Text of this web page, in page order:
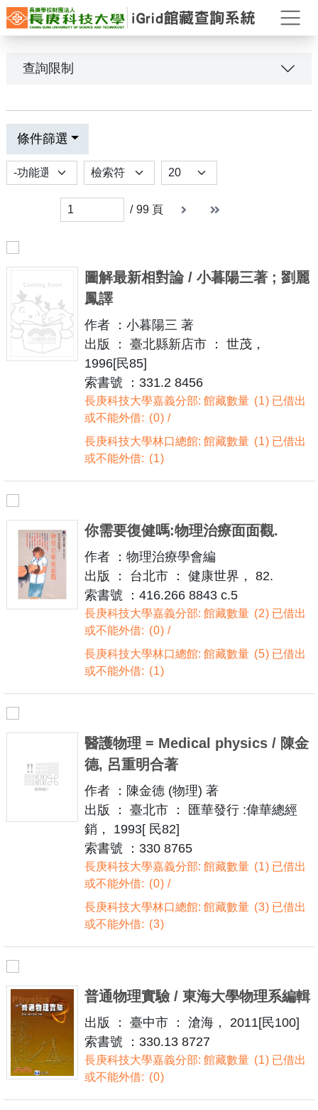
打
查詢限制
條件篩選
功能選項 排序 Results per page
/ 99 頁 下一頁 末頁
圖解最新相對論 / 小暮陽三著 ; 劉麗
鳳譯
作者 ：小暮陽三 著
出版 ： 臺北縣新店市 ： 世茂，
1996[民85]
索書號 ：331.2 8456
長庚科技大學嘉義分部: 館藏數量 1 已借出
或不能外借:
0
長庚科技大學林口總館: 館藏數量
1 已借出
或不能外借:
1
你需要復健嗎:物理治療面面觀.
作者 ：物理治療學會編
出版 ： 台北市 ： 健康世界， 82.
索書號 ：416.266 8843 c.5
長庚科技大學嘉義分部: 館藏數量 2 已借出
或不能外借:
0
長庚科技大學林口總館: 館藏數量
5 已借出
或不能外借:
1
醫護物理 = Medical physics / 陳金
德, 呂重明合著
作者 ：陳金德 (物理) 著
出版 ： 臺北市 ： 匯華發行 :偉華總經
銷， 1993[ 民82]
索書號 ：330 8765
長庚科技大學嘉義分部: 館藏數量 1 已借出
或不能外借:
0
長庚科技大學林口總館: 館藏數量
3 已借出
或不能外借:
3
普通物理實驗 / 東海大學物理系編輯
出版 ： 臺中市 ： 滄海， 2011[民100]
索書號 ：330.13 8727
長庚科技大學嘉義分部: 館藏數量 1 已借出
或不能外借:
0